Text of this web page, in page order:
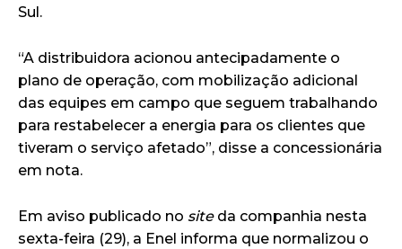
Sul.
“A distribuidora acionou antecipadamente o
plano de operação, com mobilização adicional
das equipes em campo que seguem trabalhando
para restabelecer a energia para os clientes que
tiveram o serviço afetado”, disse a concessionária
em nota.
Em aviso publicado no site da companhia nesta
sexta-feira (29), a Enel informa que normalizou o